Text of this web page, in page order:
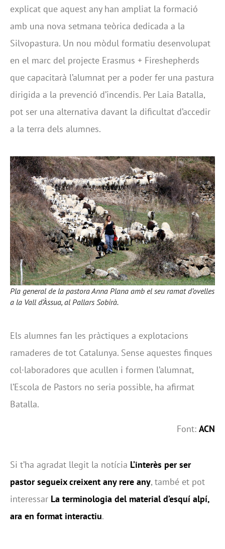
explicat que aquest any han ampliat la formació
amb una nova setmana teòrica dedicada a la
Silvopastura. Un nou mòdul formatiu desenvolupat
en el marc del projecte Erasmus + Fireshepherds
que capacitarà l’alumnat per a poder fer una pastura
dirigida a la prevenció d’incendis. Per Laia Batalla,
pot ser una alternativa davant la dificultat d’accedir
a la terra dels alumnes.
Pla general de la pastora Anna Plana amb el seu ramat d’ovelles
a la Vall d’Àssua, al Pallars Sobirà.
Els alumnes fan les pràctiques a explotacions
ramaderes de tot Catalunya. Sense aquestes finques
col·laboradores que acullen i formen l’alumnat,
l’Escola de Pastors no seria possible, ha afirmat
Batalla.
Font: ACN
Si t’ha agradat llegit la notícia L’interès per ser
pastor segueix creixent any rere any, també et pot
interessar La terminologia del material d’esquí alpí,
ara en format interactiu.